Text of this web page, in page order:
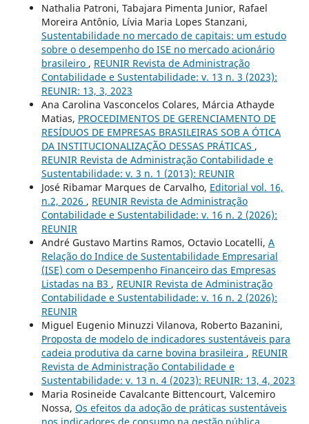
Nathalia Patroni, Tabajara Pimenta Junior, Rafael
Moreira Antônio, Lívia Maria Lopes Stanzani,
Sustentabilidade no mercado de capitais: um estudo
sobre o desempenho do ISE no mercado acionário
brasileiro , REUNIR Revista de Administração
Contabilidade e Sustentabilidade: v. 13 n. 3 (2023):
REUNIR: 13, 3, 2023
Ana Carolina Vasconcelos Colares, Márcia Athayde
Matias, PROCEDIMENTOS DE GERENCIAMENTO DE
RESÍDUOS DE EMPRESAS BRASILEIRAS SOB A ÓTICA
DA INSTITUCIONALIZAÇÃO DESSAS PRÁTICAS ,
REUNIR Revista de Administração Contabilidade e
Sustentabilidade: v. 3 n. 1 (2013): REUNIR
José Ribamar Marques de Carvalho, Editorial vol. 16,
n.2, 2026 , REUNIR Revista de Administração
Contabilidade e Sustentabilidade: v. 16 n. 2 (2026):
REUNIR
André Gustavo Martins Ramos, Octavio Locatelli, A
Relação do Indice de Sustentabilidade Empresarial
(ISE) com o Desempenho Financeiro das Empresas
Listadas na B3 , REUNIR Revista de Administração
Contabilidade e Sustentabilidade: v. 16 n. 2 (2026):
REUNIR
Miguel Eugenio Minuzzi Vilanova, Roberto Bazanini,
Proposta de modelo de indicadores sustentáveis para
cadeia produtiva da carne bovina brasileira , REUNIR
Revista de Administração Contabilidade e
Sustentabilidade: v. 13 n. 4 (2023): REUNIR: 13, 4, 2023
Maria Rosineide Cavalcante Bittencourt, Valcemiro
Nossa, Os efeitos da adoção de práticas sustentáveis
nos indicadores de consumo na gestão pública ,